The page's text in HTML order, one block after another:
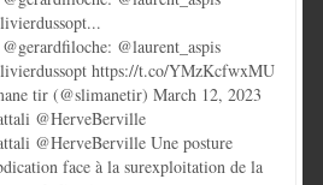
@laurent_aspis
https://t.co/YMzKcfwxMU
tir (@slimanetir) March 12, 2023
@HerveBerville
@HerveBerville Une posture
face à la surexploitation de la